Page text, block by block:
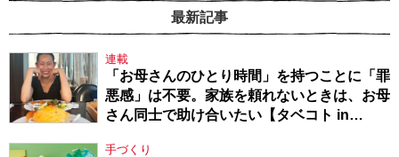
最新記事
連載
「お母さんのひとり時間」を持つことに「罪
悪感」は不要。家族を頼れないときは、お母
さん同士で助け合いたい【タベコト in
手づくり